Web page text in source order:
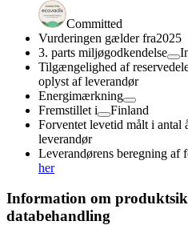
Committed
Vurderingen gælder fra2025
3. parts miljøgodkendelse
Tilgængelighed af
oplyst af leverandør
Energimærkning
Fremstillet i
Finland
Forventet levetid målt i antal
leverandør
Leverandørens beregning af
her
Information om
databehandling